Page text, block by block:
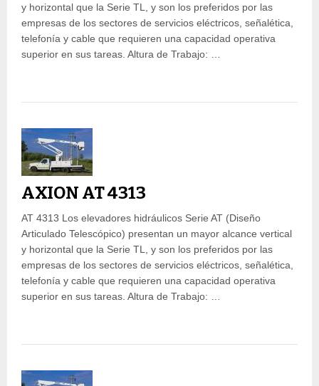
y horizontal que la Serie TL, y son los preferidos por las
empresas de los sectores de servicios eléctricos, señalética,
telefonía y cable que requieren una capacidad operativa
superior en sus tareas. Altura de Trabajo: …
AXION AT 4313
AT 4313 Los elevadores hidráulicos Serie AT (Diseño
Articulado Telescópico) presentan un mayor alcance vertical
y horizontal que la Serie TL, y son los preferidos por las
empresas de los sectores de servicios eléctricos, señalética,
telefonía y cable que requieren una capacidad operativa
superior en sus tareas. Altura de Trabajo: …